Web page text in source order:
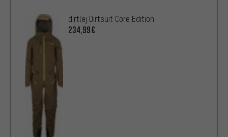
dirtlej Dirtsuit Core Edition
234,99€